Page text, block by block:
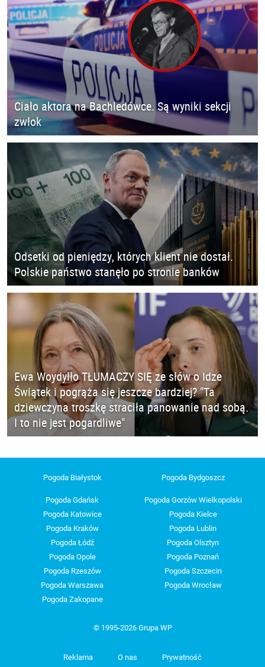
Ciało aktora na Bachledówce. Są wyniki sekcji
zwłok
Odsetki od pieniędzy, których klient nie dostał.
Polskie państwo stanęło po stronie banków
Ewa Woydyłło TŁUMACZY SIĘ ze słów o Idze
Świątek i pogrąża się jeszcze bardziej? "Ta
dziewczyna troszkę straciła panowanie nad sobą.
I to nie jest pogardliwe"
Pogoda Białystok Pogoda Bydgoszcz
Pogoda Gdańsk
Pogoda Gorzów Wielkopolski
Pogoda Katowice
Pogoda Kielce
Pogoda Kraków
Pogoda Lublin
Pogoda Łódź
Pogoda Olsztyn
Pogoda Opole
Pogoda Poznań
Pogoda Rzeszów
Pogoda Szczecin
Pogoda Warszawa
Pogoda Wrocław
Pogoda Zakopane
© 1995-2026 Grupa WP
Reklama O nas Prywatność